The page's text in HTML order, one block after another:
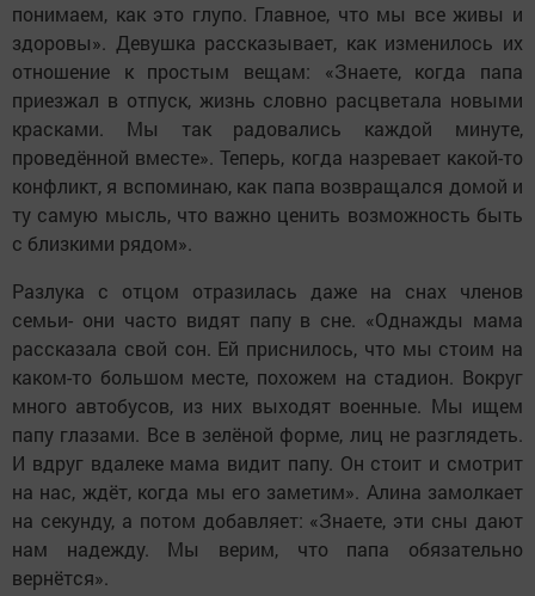
понимаем, как это глупо. Главное, что мы все живы и
здоровы». Девушка рассказывает, как изменилось их
отношение к простым вещам: «Знаете, когда папа
приезжал в отпуск, жизнь словно расцветала новыми
красками. Мы так радовались каждой минуте,
проведённой вместе». Теперь, когда назревает какой-то
конфликт, я вспоминаю, как папа возвращался домой и
ту самую мысль, что важно ценить возможность быть
с близкими рядом».
Разлука с отцом отразилась даже на снах членов
семьи- они часто видят папу в сне. «Однажды мама
рассказала свой сон. Ей приснилось, что мы стоим на
каком-то большом месте, похожем на стадион. Вокруг
много автобусов, из них выходят военные. Мы ищем
папу глазами. Все в зелёной форме, лиц не разглядеть.
И вдруг вдалеке мама видит папу. Он стоит и смотрит
на нас, ждёт, когда мы его заметим». Алина замолкает
на секунду, а потом добавляет: «Знаете, эти сны дают
нам надежду. Мы верим, что папа обязательно
вернётся».